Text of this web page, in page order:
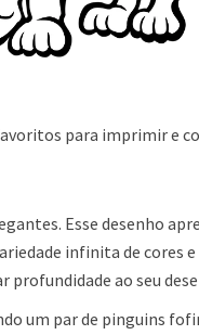
para imprimir e
Esse desenho
infinita de cores e
profundidade ao seu
um par de pinguins